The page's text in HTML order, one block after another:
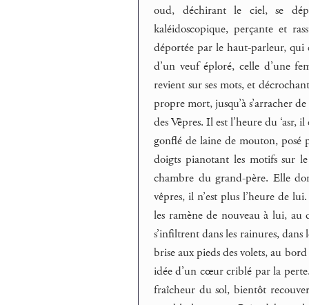
oud, déchirant le ciel, se
kaléidoscopique, perçante et
déportée par le haut-parleur,
d’un veuf éploré, celle d’une
revient sur ses mots, et
propre mort, jusqu’à s’arracher
des Vêpres. Il est l’heure du ‘asr,
gonflé de laine de mouton, posé
doigts pianotant les motifs sur
chambre du grand-père. Elle
vêpres, il n’est plus l’heure de
les ramène de nouveau à lui, au
s’infiltrent dans les rainures,
brise aux pieds des volets, au
idée d’un cœur criblé par la perte.
fraîcheur du sol, bientôt